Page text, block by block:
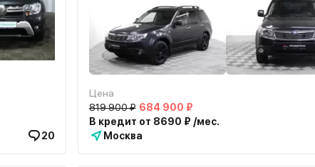
20
Цена
819 900 ₽ 684 900 ₽
В кредит от 8690 ₽ /мес.
Москва